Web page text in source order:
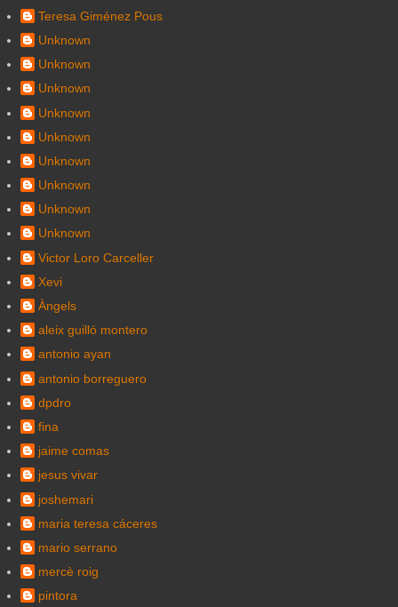
Teresa Giménez Pous
Unknown
Unknown
Unknown
Unknown
Unknown
Unknown
Unknown
Unknown
Unknown
Victor Loro Carceller
Xevi
Àngels
aleix guilló montero
antonio ayan
antonio borreguero
dpdro
fina
jaime comas
jesus vivar
joshemari
maria teresa cáceres
mario serrano
mercè roig
pintora